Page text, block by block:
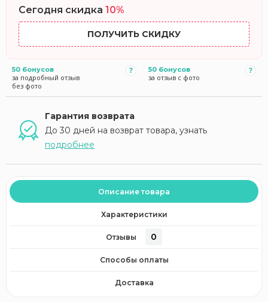
Сегодня скидка 10%
ПОЛУЧИТЬ СКИДКУ
50 бонусов
за подробный отзыв
без фото
50 бонусов
за отзыв с фото
Гарантия возврата
До 30 дней на возврат товара, узнать
подробнее
Описание товара
Характеристики
Отзывы 0
Способы оплаты
Доставка